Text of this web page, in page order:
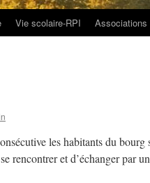
Vie scolaire-RPI Associations
les habitants du bourg
rencontrer et d’échanger par